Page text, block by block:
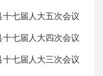
十七届人大五次会议
十七届人大四次会议
十七届人大三次会议